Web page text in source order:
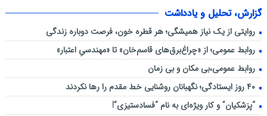
گزارش، تحلیل و یادداشت
روایتی از یک نیاز همیشگی؛ هر قطره خون، فرصت دوباره زندگی
روابط عمومی؛ از «چراغ‌برق‌های قاسم‌خان» تا «مهندسیِ اعتبار»
روابط عمومی،بی مکان و بی زمان
۴۰ روز ایستادگی؛ نگهبانان روشنایی خط مقدم را رها نکردند
“پزشکیان” و کار ویژه‌ای به نام “فسادستیزی”!